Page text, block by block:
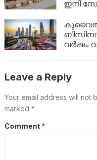
ഇനി
വർഷം
Leave a Reply
Your email address will not
marked *
Comment *